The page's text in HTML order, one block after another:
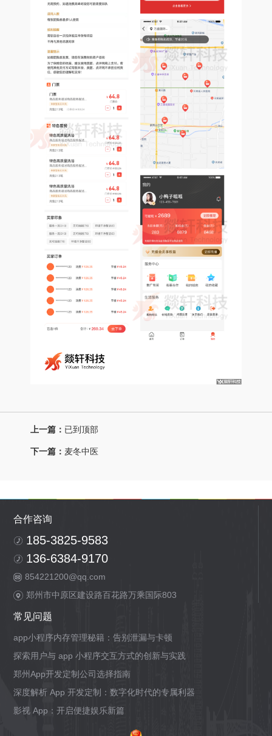
上一篇： 已到顶部
下一篇： 麦冬中医
合作咨询
185-3825-9583
136-6384-9170
854221200@qq.com
郑州市中原区建设路百花路万乘国际803
常见问题
app小程序内存管理秘籍：告别泄漏与卡顿
探索用户与 app 小程序交互方式的创新与实践
郑州App开发定制公司选择指南
深度解析 App 开发定制：数字化时代的专属利器
影视 App：开启便捷娱乐新篇